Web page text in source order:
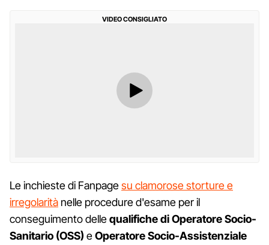
VIDEO CONSIGLIATO
Le inchieste di Fanpagesu clamorose storture e
irregolarità nelle procedure d'esame per il
conseguimento dellequalifiche di Operatore Socio-
Sanitario (OSS) eOperatore Socio-Assistenziale